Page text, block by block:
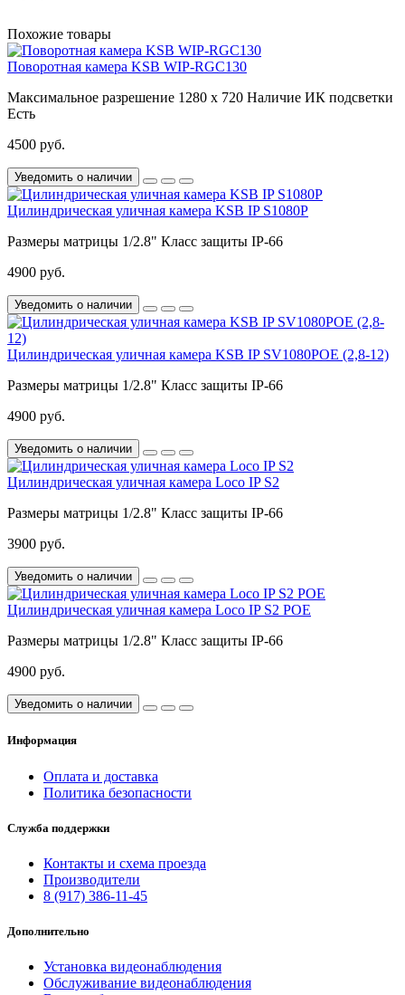
Похожие товары
Поворотная камера KSB WIP-RGC130
Максимальное разрешение 1280 x 720 Наличие ИК подсветки
Есть
4500 руб.
Уведомить о наличии
Цилиндрическая уличная камера KSB IP S1080P
Размеры матрицы 1/2.8" Класс защиты IP-66
4900 руб.
Уведомить о наличии
Цилиндрическая уличная камера KSB IP SV1080POE (2,8-12)
Размеры матрицы 1/2.8" Класс защиты IP-66
4900 руб.
Уведомить о наличии
Цилиндрическая уличная камера Loco IP S2
Размеры матрицы 1/2.8" Класс защиты IP-66
3900 руб.
Уведомить о наличии
Цилиндрическая уличная камера Loco IP S2 POE
Размеры матрицы 1/2.8" Класс защиты IP-66
4900 руб.
Уведомить о наличии
Информация
Оплата и доставка
Политика безопасности
Служба поддержки
Контакты и схема проезда
Производители
8 (917) 386-11-45
Дополнительно
Установка видеонаблюдения
Обслуживание видеонаблюдения